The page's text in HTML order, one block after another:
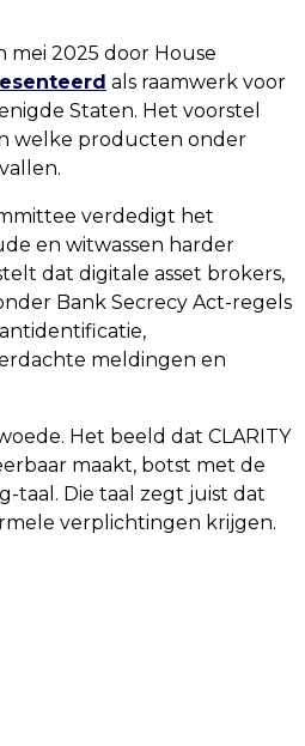
mei 2025 door House
als raamwerk voor
Staten. Het voorstel
welke producten onder
verdedigt het
en witwassen harder
dat digitale asset brokers,
Bank Secrecy Act-regels
meldingen en
Het beeld dat CLARITY
maakt, botst met de
taal. Die taal zegt juist dat
verplichtingen krijgen.